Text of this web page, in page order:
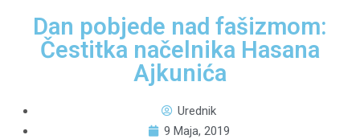
Dan pobjede nad fašizmom:
Čestitka načelnika Hasana
Ajkunića
Urednik
9 Maja, 2019